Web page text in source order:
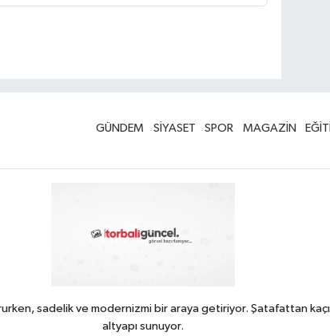
GÜNDEM SİYASET SPOR MAGAZİN
sadelik ve modernizmi bir araya getiriyor. Şatafattan
altyapı sunuyor.